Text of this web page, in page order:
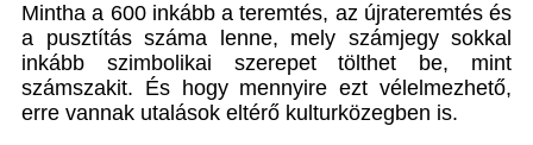
Mintha a 600 inkább a teremtés, az újrateremtés és
a pusztítás száma lenne, mely számjegy sokkal
inkább szimbolikai szerepet tölthet be, mint
számszakit. És hogy mennyire ezt vélelmezhető,
erre vannak utalások eltérő kulturközegben is.